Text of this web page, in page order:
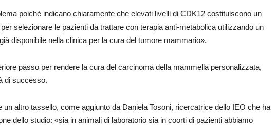
poiché indicano chiaramente che elevati livelli di CDK12 costituiscono un
selezionare le pazienti da trattare con terapia anti-metabolica utilizzando un
disponibile nella clinica per la cura del tumore mammario».
passo per rendere la cura del carcinoma della mammella personalizzata,
di successo.
un altro tassello, come aggiunto da Daniela Tosoni, ricercatrice dello IEO che ha
dello studio: «sia in animali di laboratorio sia in coorti di pazienti abbiamo